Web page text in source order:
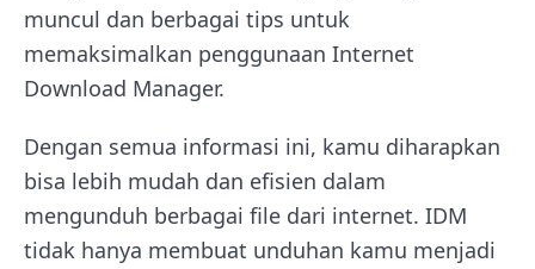
muncul dan berbagai tips untuk
memaksimalkan penggunaan Internet
Download Manager.
Dengan semua informasi ini, kamu diharapkan
bisa lebih mudah dan efisien dalam
mengunduh berbagai file dari internet. IDM
tidak hanya membuat unduhan kamu menjadi